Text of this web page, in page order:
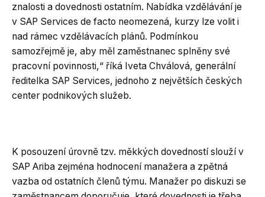
znalosti a dovednosti ostatním. Nabídka vzdělávání je
v SAP Services de facto neomezená, kurzy lze volit i
nad rámec vzdělávacích plánů. Podmínkou
samozřejmě je, aby měl zaměstnanec splněny své
pracovní povinnosti,“ říká Iveta Chválová, generální
ředitelka SAP Services, jednoho z největších českých
center podnikových služeb.
K posouzení úrovně tzv. měkkých dovedností slouží v
SAP Ariba zejména hodnocení manažera a zpětná
vazba od ostatních členů týmu. Manažer po diskuzi se